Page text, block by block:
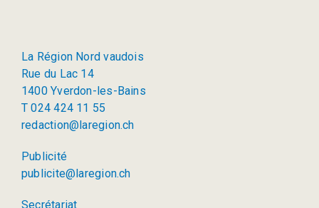
La Région Nord vaudois
Rue du Lac 14
1400 Yverdon-les-Bains
T 024 424 11 55
redaction@laregion.ch
Publicité
publicite@laregion.ch
Secrétariat